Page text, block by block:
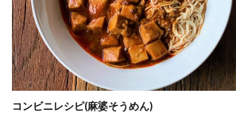
コンビニレシピ(麻婆そうめん)